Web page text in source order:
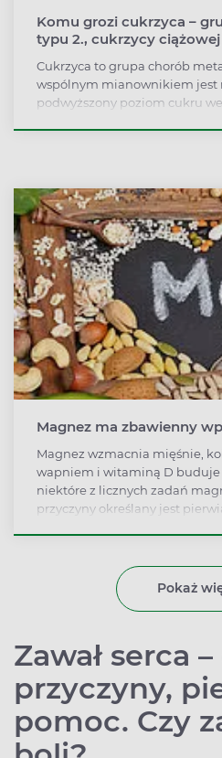
Komu grozi cukrzyca –
typu 2., cukrzycy
Cukrzyca to grupa chorób
wspólnym mianownikiem jest
podwyższony poziom cukru
została uznana za epidemię.
refleksji, komu ta choroba
ryzyka zachorowania jesteśmy
ustrzec.
Magnez ma zbawienny
Magnez wzmacnia mięśnie,
wapniem i witaminą D buduje
niektóre z licznych zadań
przyczyny określany jest
Pokaż
Zawał serca
przyczyny,
pomoc. Czy